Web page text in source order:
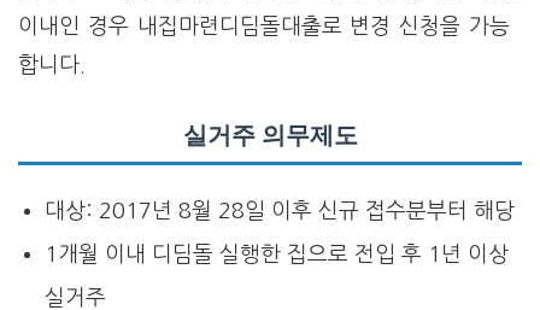
이내인 경우 내집마련디딤돌대출로 변경 신청을 가능
합니다.
실거주 의무제도
대상: 2017년 8월 28일 이후 신규 접수분부터 해당
1개월 이내 디딤돌 실행한 집으로 전입 후 1년 이상
실거주